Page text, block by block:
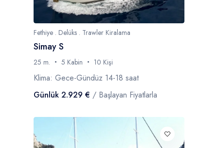
Fethiye . Delüks . Trawler Kiralama
Simay S
25 m. 5 Kabin 10 Kişi
Klima: Gece-Gündüz 14-18 saat
Günlük 2.929 € / Başlayan Fiyatlarla